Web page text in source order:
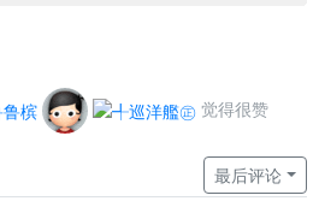
觉得很赞
最后评论